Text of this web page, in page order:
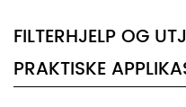
FILTERHJELP OG
PRAKTISKE